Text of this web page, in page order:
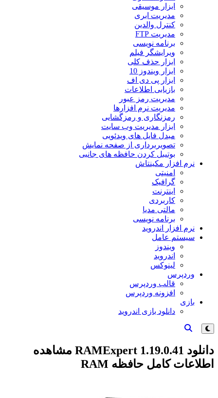
ابزار موسیقی
مدیریت ابری
کنترل والدین
مدیریت FTP
برنامه نویسی
ویرایشگر فیلم
ابزار حذف کلی
ابزار ویندوز 10
ابزار پی دی اف
بازیابی اطلاعات
مدیریت رمز عبور
مدیریت نرم افزارها
رمزنگاری و رمزگشایی
ابزار مدیریت وب سایت
مبدل فایل های ویدئویی
تصویربرداری از صفحه نمایش
بوتیبل کردن حافظه های جانبی
نرم افزار مکینتاش
امنیتی
گرافیک
اینترنت
کاربردی
مالتی مدیا
برنامه نویسی
نرم افزار اندروید
سیستم عامل
ویندوز
اندروید
لینوکس
وردپرس
قالب وردپرس
افزونه وردپرس
بازی
دانلود بازی اندروید
دانلود RAMExpert 1.19.0.41 مشاهده
اطلاعات کامل حافظه RAM